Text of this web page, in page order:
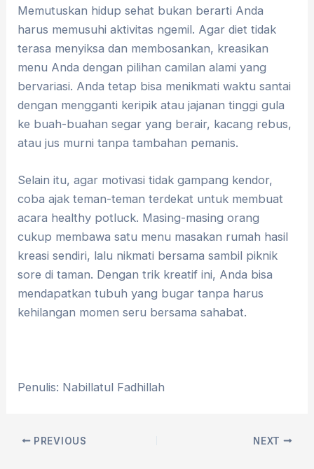
​Memutuskan hidup sehat bukan berarti Anda
harus memusuhi aktivitas ngemil. Agar diet tidak
terasa menyiksa dan membosankan, kreasikan
menu Anda dengan pilihan camilan alami yang
bervariasi. ​Anda tetap bisa menikmati waktu santai
dengan mengganti keripik atau jajanan tinggi gula
ke buah-buahan segar yang berair, kacang rebus,
atau jus murni tanpa tambahan pemanis.
​Selain itu, agar motivasi tidak gampang kendor,
coba ajak teman-teman terdekat untuk membuat
acara healthy potluck. Masing-masing orang
cukup membawa satu menu masakan rumah hasil
kreasi sendiri, lalu nikmati bersama sambil piknik
sore di taman. Dengan trik kreatif ini, Anda bisa
mendapatkan tubuh yang bugar tanpa harus
kehilangan momen seru bersama sahabat.
Penulis: Nabillatul Fadhillah
PREVIOUS NEXT